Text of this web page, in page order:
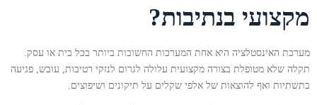
מקצועי בנתיבות?
מערכת האינסטלציה היא אחת המערכות החשובות ביותר בכל בית או עסק.
תקלה שלא מטופלת בצורה מקצועית עלולה לגרום לנזקי רטיבות, עובש, פגיעה
בתשתיות ואף להוצאות של אלפי שקלים על תיקונים ושיפוצים.